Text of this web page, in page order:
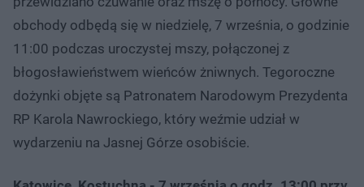
obchody odbędą się w niedzielę, 7 września, o godzinie
11:00 podczas uroczystej mszy, połączonej z
błogosławieństwem wieńców żniwnych. Tegoroczne
dożynki objęte są Patronatem Narodowym Prezydenta
RP Karola Nawrockiego, który weźmie udział w
wydarzeniu na Jasnej Górze osobiście.